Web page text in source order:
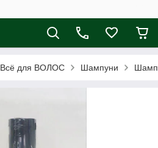
Всё для ВОЛОС Шампуни